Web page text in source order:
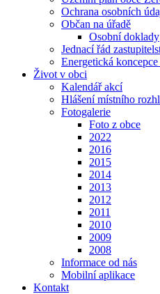
Ochrana osobních
Občan na úřadě
Osobní doklady
Jednací řád
Energetická
Život v obci
Kalendář akcí
Hlášení místního
Fotogalerie
Foto z obce
2022
2016
2015
2014
2013
2012
2011
2010
2009
2008
Informace od nás
Mobilní aplikace
Kontakt